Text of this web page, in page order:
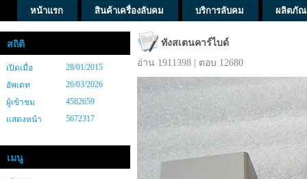
หน้าแรก สินค้าเครื่องลับคม บริการลับคม ผลิตภัณ
สถิติ
เปิดเมื่อ
28/01/2015
อัพเดท
26/03/2026
ผู้เข้าชม
4582659
แสดงหน้า
5672317
เมนู
ทังสเตนคาร์ไบด์
อ่าน 1911398 | ตอบ 12680